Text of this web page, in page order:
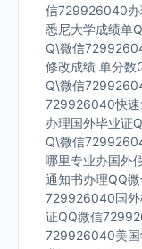
信729926040办
悉尼大学成绩单
Q\微信
修改成绩 单分
Q\微信
729926040快速
办理国外毕业证
Q\微信
哪里专业办国外
通知书办理QQ
729926040国外
证QQ微信
729926040美国